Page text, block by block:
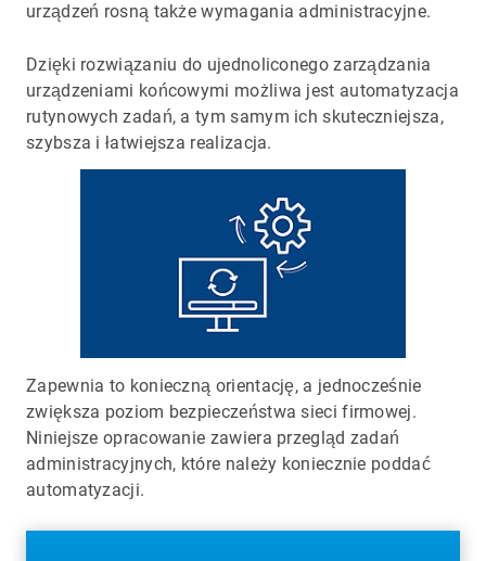
urządzeń rosną także wymagania administracyjne.
Dzięki rozwiązaniu do ujednoliconego zarządzania
urządzeniami końcowymi możliwa jest automatyzacja
rutynowych zadań, a tym samym ich skuteczniejsza,
szybsza i łatwiejsza realizacja.
Zapewnia to konieczną orientację, a jednocześnie
zwiększa poziom bezpieczeństwa sieci firmowej.
Niniejsze opracowanie zawiera przegląd zadań
administracyjnych, które należy koniecznie poddać
automatyzacji.